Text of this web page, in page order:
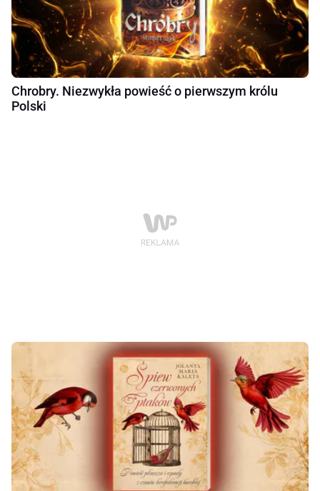
Chrobry. Niezwykła powieść o pierwszym królu
Polski